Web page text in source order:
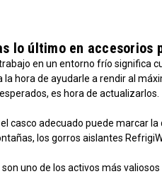
lo último en accesorios
en un entorno frío significa
la hora de ayudarle a rendir al
es hora de actualizarlos.
casco adecuado puede marcar
los gorros aislantes
uno de los activos más